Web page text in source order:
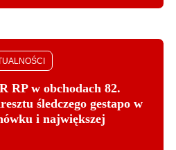
RP w obchodach 82.
śledczego gestapo w
i największej